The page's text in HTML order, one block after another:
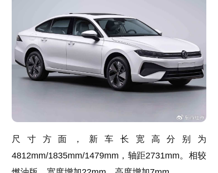
尺寸方面，新车长宽高分别为
4812mm/1835mm/1479mm，轴距2731mm。相较